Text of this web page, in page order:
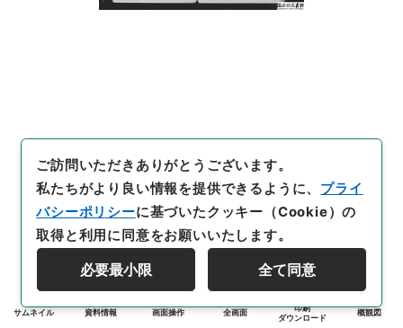
サムネイル 資料情報 画面操作 全画面
印刷
ダウンロード
概観図
ご訪問いただきありがとうございます。
私たちがより良い情報を提供できるように、 プライ
バシーポリシーに基づいたクッキー（Cookie）の
取得と利用に同意をお願いいたします。
必要最小限 全て同意